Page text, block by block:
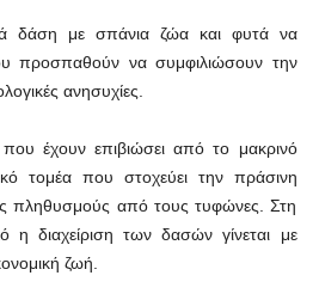
δάση με σπάνια ζώα και φυτά να
προσπαθούν να συμφιλιώσουν την
ανησυχίες.
έχουν επιβιώσει από το μακρινό
τομέα που στοχεύει την πράσινη
πληθυσμούς από τους τυφώνες. Στη
η διαχείριση των δασών γίνεται με
ζωή.